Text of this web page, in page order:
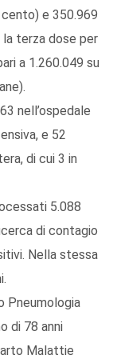
e 350.969
terza dose per
a 1.260.049 su
nell’ospedale
e 52
di cui 3 in
5.088
di contagio
Nella stessa
Pneumologia
di 78 anni
Malattie